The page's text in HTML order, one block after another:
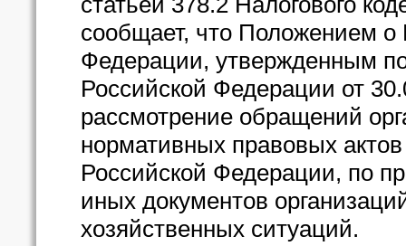
сообщает, что Положением
Федерации, утвержденным
Российской Федерации от
рассмотрение обращений
нормативных правовых
Российской Федерации, по
иных документов
хозяйственных ситуаций.